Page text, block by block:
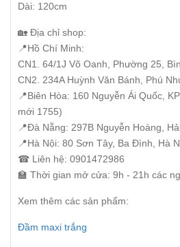
Dài: 120cm
🏡 Địa chỉ shop:
📍Hồ Chí Minh:
CN1. 64/1J Võ Oanh, Phường 25,
CN2. 234A Huỳnh Văn Bánh, Phú
📍Biên Hòa: 160 Nguyễn Ái Quốc,
mới 1755)
📍Đà Nẵng: 297B Nguyễn Hoàng,
📍Hà Nội: 80 Sơn Tây, Ba Đình, Hà
☎ Liên hệ: 0901472986
🏫 Thời gian mở cửa: 9h - 21h các
Xem thêm các sản phẩm:
Đầm maxi trắng